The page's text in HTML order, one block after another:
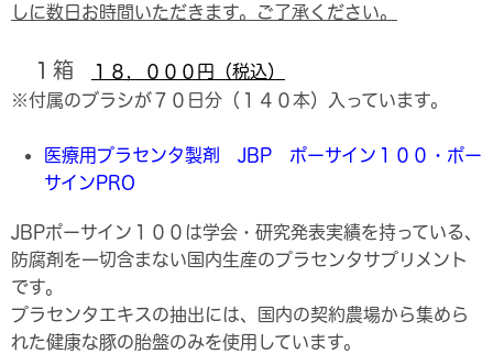
しに数日お時間いただきます。ご了承ください。
１箱
１８，０００円（税込）
※付属のブラシが７０日分（１４０本）入っています。
医療用プラセンタ製剤 JBP ポーサイン１００・ポー
サインPRO
JBPポーサイン１００は学会・研究発表実績を持っている、
防腐剤を一切含まない国内生産のプラセンタサプリメント
です。
プラセンタエキスの抽出には、国内の契約農場から集めら
れた健康な豚の胎盤のみを使用しています。